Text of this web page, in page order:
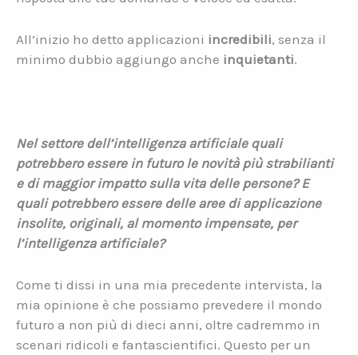
All’inizio ho detto applicazioni incredibili, senza il
minimo dubbio aggiungo anche inquietanti.
Nel settore dell’intelligenza artificiale quali
potrebbero essere in futuro le novità più strabilianti
e di maggior impatto sulla vita delle persone? E
quali potrebbero essere delle aree di applicazione
insolite, originali, al momento impensate, per
l’intelligenza artificiale?
Come ti dissi in una mia precedente intervista, la
mia opinione è che possiamo prevedere il mondo
futuro a non più di dieci anni, oltre cadremmo in
scenari ridicoli e fantascientifici. Questo per un